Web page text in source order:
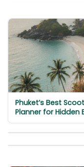
Phuket’s Best
Planner for Hidden